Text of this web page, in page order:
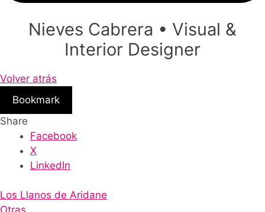
Nieves Cabrera • Visual &
Interior Designer
Volver atrás
Bookmark
Share
Facebook
X
LinkedIn
Los Llanos de Aridane